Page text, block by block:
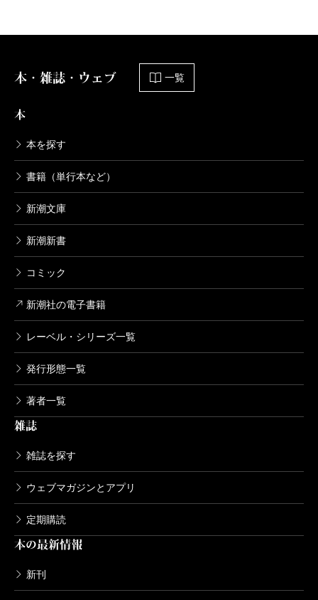
本・雑誌・ウェブ 一覧
本
本を探す
書籍（単行本など）
新潮文庫
新潮新書
コミック
新潮社の電子書籍
レーベル・シリーズ一覧
発行形態一覧
著者一覧
雑誌
雑誌を探す
ウェブマガジンとアプリ
定期購読
本の最新情報
新刊